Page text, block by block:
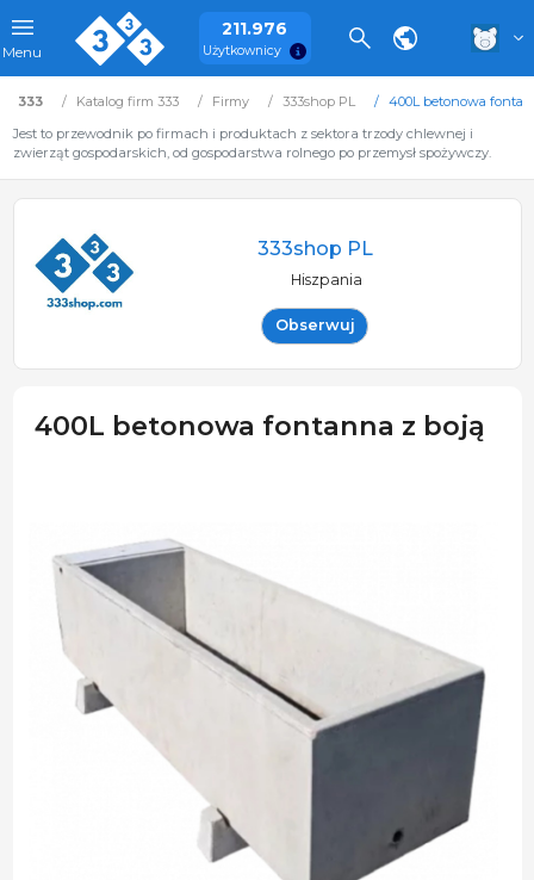
Menu
211.976
Użytkownicy
333 Katalog firm 333 Firmy 333shop PL
400L betonowa
Jest to przewodnik po firmach i produktach z sektora trzody chlewnej i
zwierząt gospodarskich, od gospodarstwa rolnego po przemysł spożywczy.
333shop PL
Hiszpania
Obserwuj
400L betonowa fontanna z boją